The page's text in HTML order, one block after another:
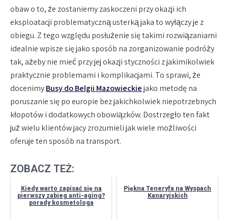
obaw o to, że zostaniemy zaskoczeni przy okazji ich
eksploatacji problematyczną usterką jaka to wyłączy je z
obiegu. Z tego względu posłużenie się takimi rozwiązaniami
idealnie wpisze się jako sposób na zorganizowanie podróży
tak, ażeby nie mieć przy jej okazji styczności z jakimikolwiek
praktycznie problemami i komplikacjami. To sprawi, że
docenimyBusy do Belgii Mazowieckiejako metodę na
poruszanie się po europie bez jakichkolwiek niepotrzebnych
kłopotów i dodatkowych obowiązków. Dostrzegło ten fakt
już wielu klientów jacy zrozumieli jak wiele możliwości
oferuje ten sposób na transport.
ZOBACZ TEŻ:
Kiedy warto zapisać się na
pierwszy zabieg anti-aging?
porady kosmetologa
Piękna Teneryfa na Wyspach
Kanaryjskich